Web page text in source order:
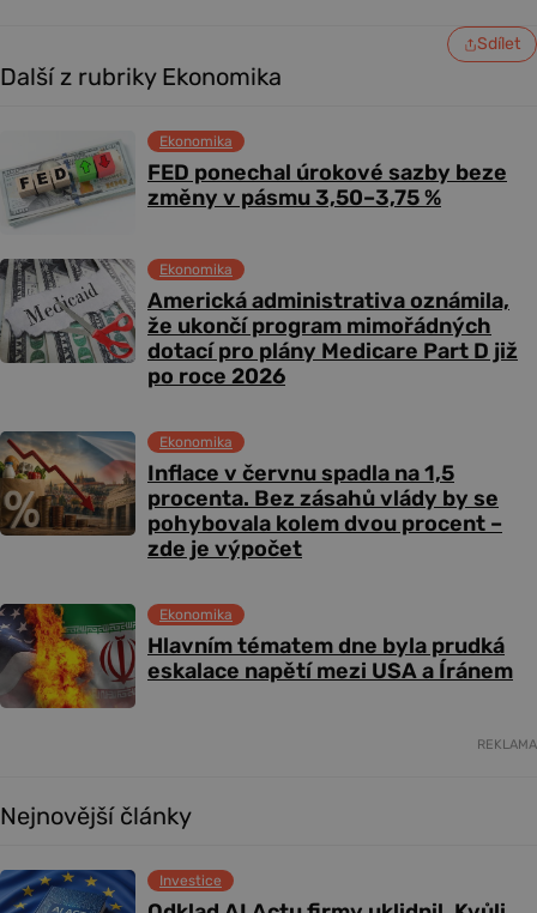
Sdílet
Další z rubriky Ekonomika
FED ponechal úrokové sazby beze
změny v pásmu 3,50–3,75 %
Ekonomika
Americká administrativa oznámila,
že ukončí program mimořádných
dotací pro plány Medicare Part D již
po roce 2026
Ekonomika
Inflace v červnu spadla na 1,5
procenta. Bez zásahů vlády by se
pohybovala kolem dvou procent –
zde je výpočet
Ekonomika
Hlavním tématem dne byla prudká
eskalace napětí mezi USA a Íránem
Ekonomika
REKLAMA
Nejnovější články
Investice